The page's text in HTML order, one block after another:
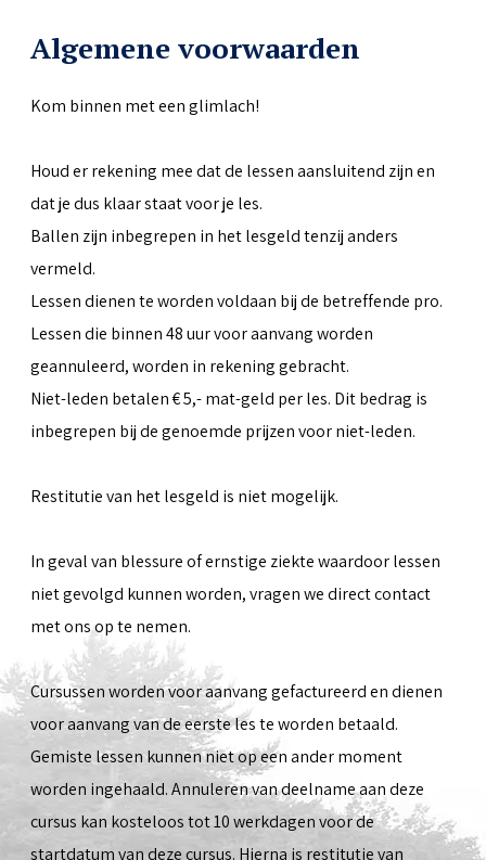
Algemene voorwaarden
Kom binnen met een glimlach!
Houd er rekening mee dat de lessen aansluitend zijn en
dat je dus klaar staat voor je les.
Ballen zijn inbegrepen in het lesgeld tenzij anders
vermeld.
Lessen dienen te worden voldaan bij de betreffende pro.
Lessen die binnen 48 uur voor aanvang worden
geannuleerd, worden in rekening gebracht.
Niet-leden betalen € 5,- mat-geld per les. Dit bedrag is
inbegrepen bij de genoemde prijzen voor niet-leden.
Restitutie van het lesgeld is niet mogelijk.
In geval van blessure of ernstige ziekte waardoor lessen
niet gevolgd kunnen worden, vragen we direct contact
met ons op te nemen.
Cursussen worden voor aanvang gefactureerd en dienen
voor aanvang van de eerste les te worden betaald.
Gemiste lessen kunnen niet op een ander moment
worden ingehaald. Annuleren van deelname aan deze
cursus kan kosteloos tot 10 werkdagen voor de
startdatum van deze cursus. Hierna is restitutie van